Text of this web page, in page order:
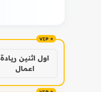
اول اثنين ريادة
اعمال